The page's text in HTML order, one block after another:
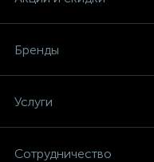
Бренды
Услуги
Сотрудничество